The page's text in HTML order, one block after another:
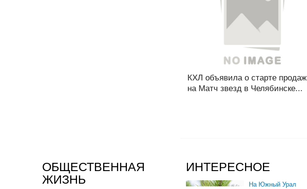
КХЛ объявила о старте продаж
на Матч звезд в Челябинске...
ОБЩЕСТВЕННАЯ
ЖИЗНЬ
ИНТЕРЕСНОЕ
На Южный Урал